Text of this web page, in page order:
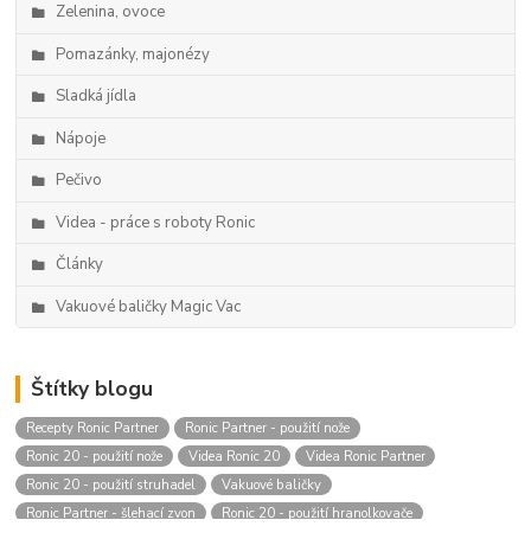
Zelenina, ovoce
Pomazánky, majonézy
Sladká jídla
Nápoje
Pečivo
Videa - práce s roboty Ronic
Články
Vakuové baličky Magic Vac
Štítky blogu
Recepty Ronic Partner
Ronic Partner - použití nože
Ronic 20 - použití nože
Videa Ronic 20
Videa Ronic Partner
Ronic 20 - použití struhadel
Vakuové baličky
Ronic Partner - šlehací zvon
Ronic 20 - použití hranolkovače